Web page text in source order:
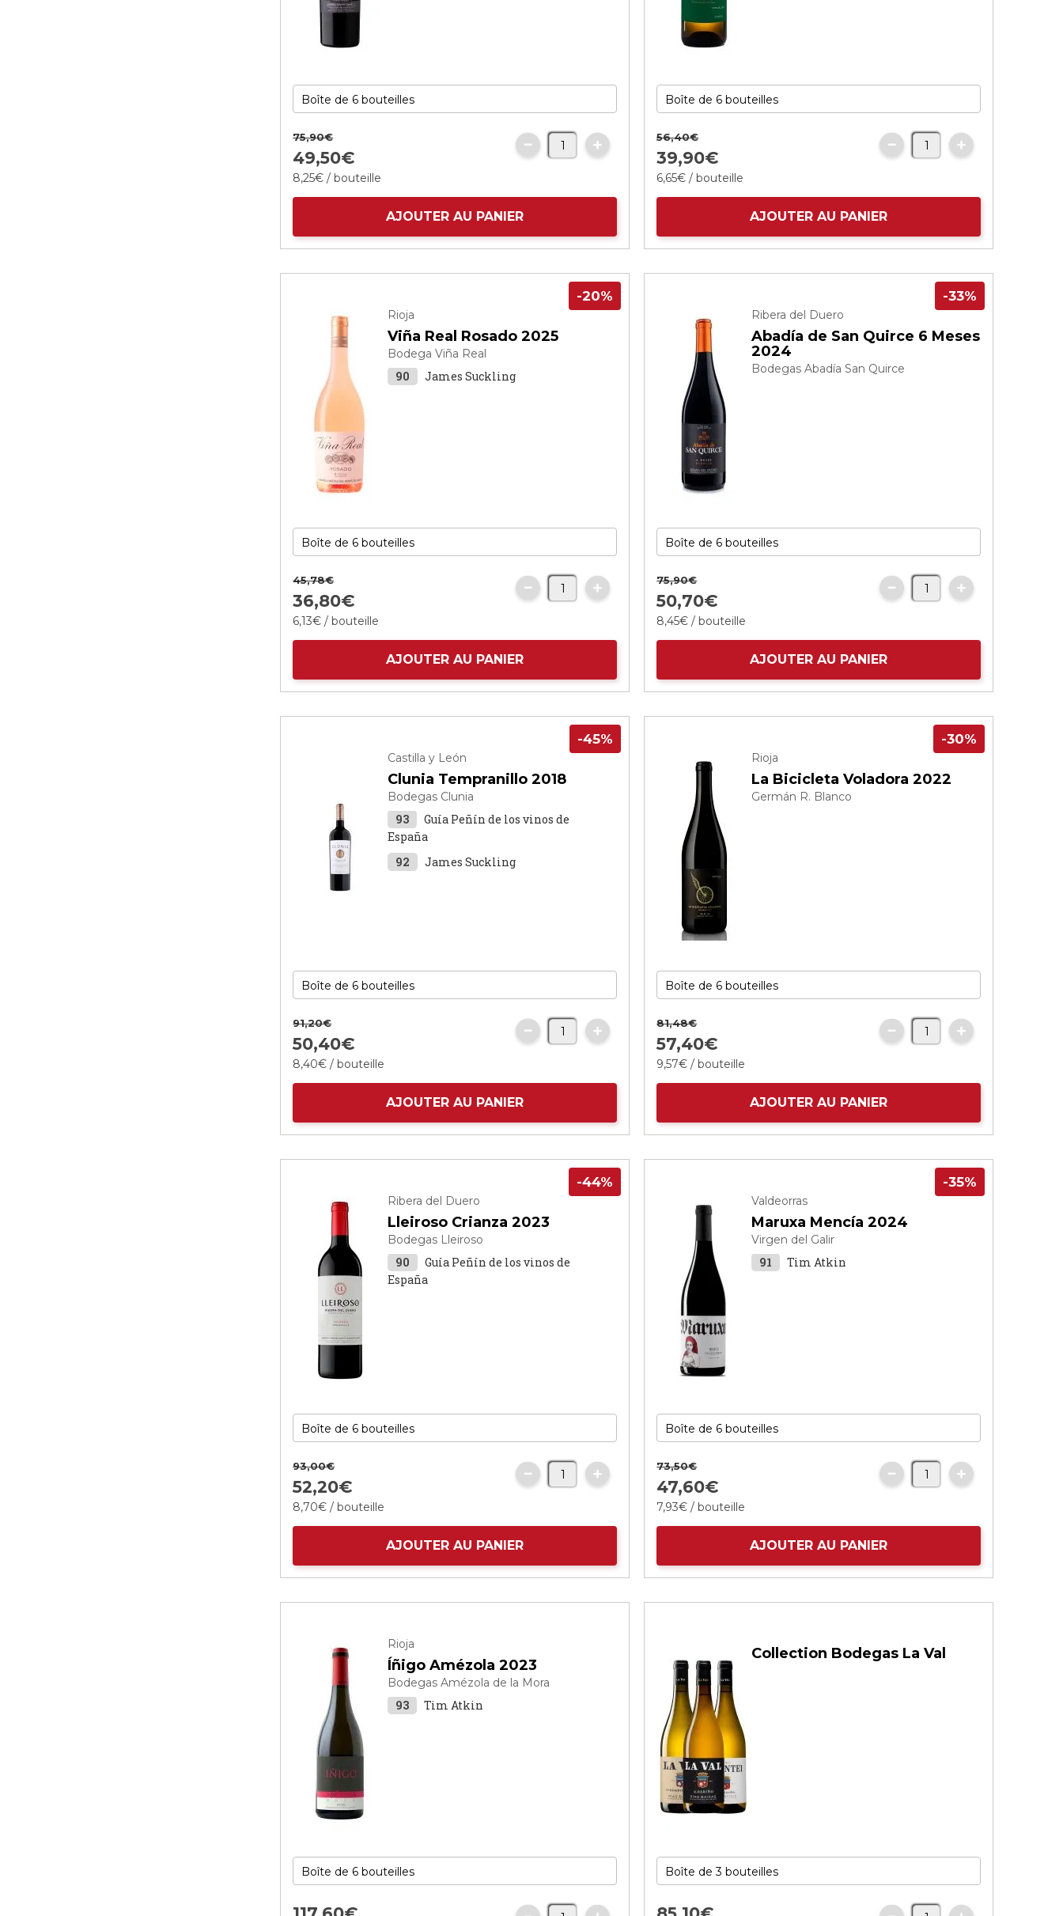
75,90€
49,50€
8,25€ / bouteille
AJOUTER AU PANIER
56,40€
39,90€
6,65€ / bouteille
AJOUTER AU PANIER
Rioja
Viña Real Rosado 2025
Bodega Viña Real
90 James Suckling
-20%
45,78€
36,80€
6,13€ / bouteille
AJOUTER AU PANIER
Ribera del Duero
Abadía de San Quirce 6 Meses
2024
Bodegas Abadía San Quirce
-33%
75,90€
50,70€
8,45€ / bouteille
AJOUTER AU PANIER
Castilla y León
Clunia Tempranillo 2018
Bodegas Clunia
93
Guía Peñín de los vinos de
España
92
James Suckling
-45%
91,20€
50,40€
8,40€ / bouteille
AJOUTER AU PANIER
Rioja
La Bicicleta Voladora 2022
Germán R. Blanco
-30%
81,48€
57,40€
9,57€ / bouteille
AJOUTER AU PANIER
Ribera del Duero
Lleiroso Crianza 2023
Bodegas Lleiroso
90
Guía Peñín de los vinos de
España
-44%
93,00€
52,20€
8,70€ / bouteille
AJOUTER AU PANIER
Valdeorras
Maruxa Mencía 2024
Virgen del Galir
91 Tim Atkin
-35%
73,50€
47,60€
7,93€ / bouteille
AJOUTER AU PANIER
Rioja
Íñigo Amézola 2023
Bodegas Amézola de la Mora
93 Tim Atkin
Collection Bodegas La Val